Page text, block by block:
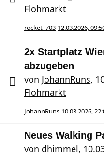
Flohmarkt
rocket_703 12.03.2026,
2x Startplatz
abzugeben
von JohannRuns,
Flohmarkt
JohannRuns 10.03.2026,
Neues Walking
von dhimmel,